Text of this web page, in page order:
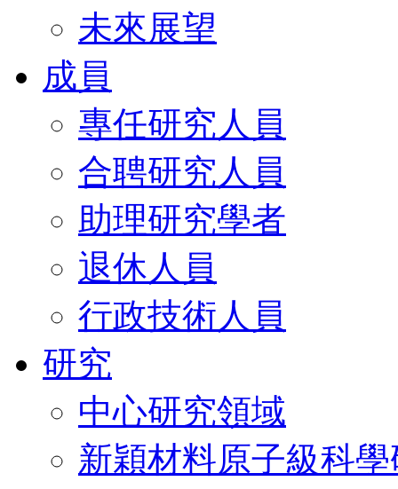
未來展望
成員
專任研究人員
合聘研究人員
助理研究學者
退休人員
行政技術人員
研究
中心研究領域
新穎材料原子級科